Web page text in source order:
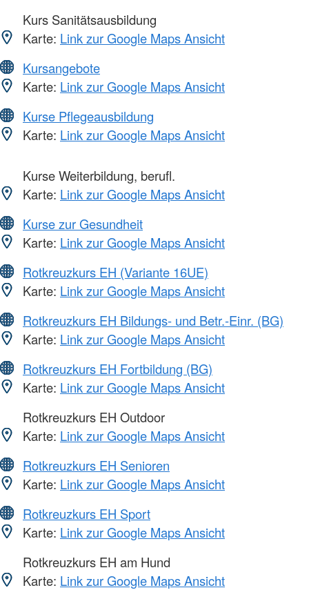
Kurs Sanitätsausbildung
Karte: Link zur Google Maps Ansicht
Kursangebote
Karte: Link zur Google Maps Ansicht
Kurse Pflegeausbildung
Karte: Link zur Google Maps Ansicht
Kurse Weiterbildung, berufl.
Karte: Link zur Google Maps Ansicht
Kurse zur Gesundheit
Karte: Link zur Google Maps Ansicht
Rotkreuzkurs EH (Variante 16UE)
Karte: Link zur Google Maps Ansicht
Rotkreuzkurs EH Bildungs- und Betr.-Einr. (BG)
Karte: Link zur Google Maps Ansicht
Rotkreuzkurs EH Fortbildung (BG)
Karte: Link zur Google Maps Ansicht
Rotkreuzkurs EH Outdoor
Karte: Link zur Google Maps Ansicht
Rotkreuzkurs EH Senioren
Karte: Link zur Google Maps Ansicht
Rotkreuzkurs EH Sport
Karte: Link zur Google Maps Ansicht
Rotkreuzkurs EH am Hund
Karte: Link zur Google Maps Ansicht